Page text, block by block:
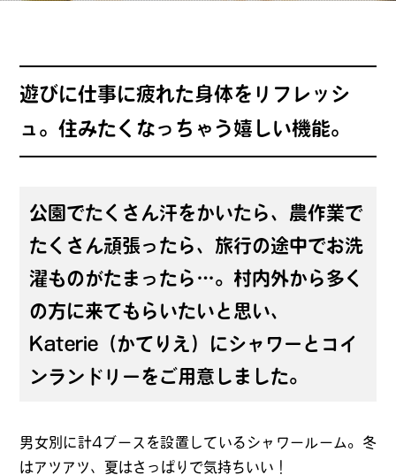
遊びに仕事に疲れた身体をリフレッシ
ュ。住みたくなっちゃう嬉しい機能。
公園でたくさん汗をかいたら、農作業で
たくさん頑張ったら、旅行の途中でお洗
濯ものがたまったら…。村内外から多く
の方に来てもらいたいと思い、
Katerie（かてりえ）にシャワーとコイ
ンランドリーをご用意しました。
男女別に計4ブースを設置しているシャワールーム。冬
はアツアツ、夏はさっぱりで気持ちいい！